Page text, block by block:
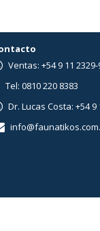
Ventas: +54 9 11
Tel: 0810 220 8383
Dr. Lucas Costa: +54 9